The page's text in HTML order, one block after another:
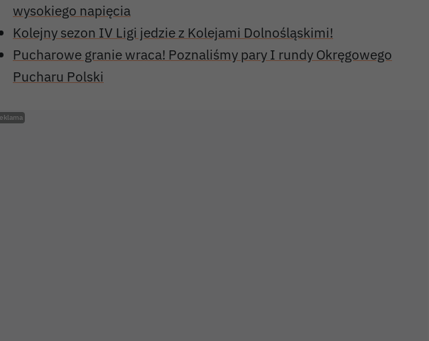
wysokiego napięcia
Kolejny sezon IV Ligi jedzie z Kolejami Dolnośląskimi!
Pucharowe granie wraca! Poznaliśmy pary I rundy Okręgowego
Pucharu Polski